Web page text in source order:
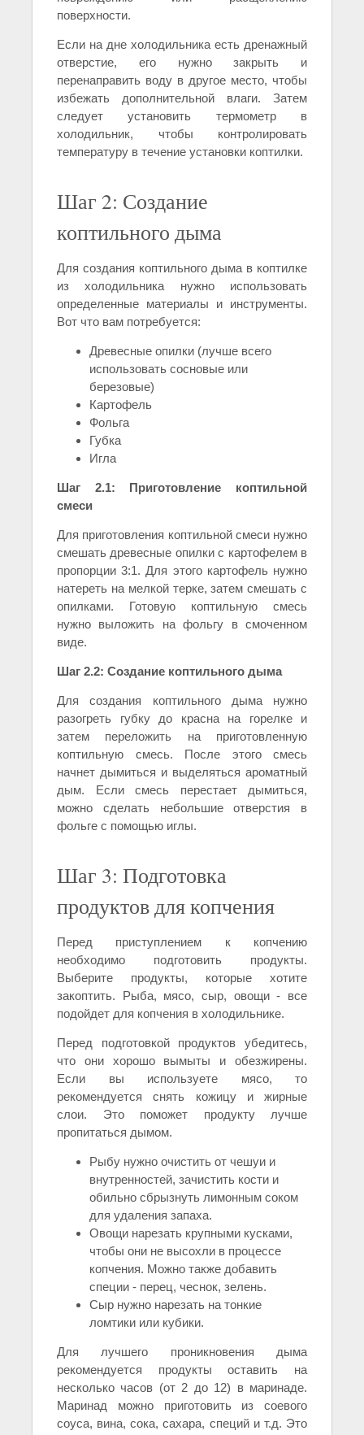
поверхности.
Если на дне холодильника есть дренажный
отверстие, его нужно закрыть и
перенаправить воду в другое место, чтобы
избежать дополнительной влаги. Затем
следует установить термометр в
холодильник, чтобы контролировать
температуру в течение установки коптилки.
Шаг 2: Создание
коптильного дыма
Для создания коптильного дыма в коптилке
из холодильника нужно использовать
определенные материалы и инструменты.
Вот что вам потребуется:
Древесные опилки (лучше всего
использовать сосновые или
березовые)
Картофель
Фольга
Губка
Игла
Шаг 2.1: Приготовление коптильной
смеси
Для приготовления коптильной смеси нужно
смешать древесные опилки с картофелем в
пропорции 3:1. Для этого картофель нужно
натереть на мелкой терке, затем смешать с
опилками. Готовую коптильную смесь
нужно выложить на фольгу в смоченном
виде.
Шаг 2.2: Создание коптильного дыма
Для создания коптильного дыма нужно
разогреть губку до красна на горелке и
затем переложить на приготовленную
коптильную смесь. После этого смесь
начнет дымиться и выделяться ароматный
дым. Если смесь перестает дымиться,
можно сделать небольшие отверстия в
фольге с помощью иглы.
Шаг 3: Подготовка
продуктов для копчения
Перед приступлением к копчению
необходимо подготовить продукты.
Выберите продукты, которые хотите
закоптить. Рыба, мясо, сыр, овощи - все
подойдет для копчения в холодильнике.
Перед подготовкой продуктов убедитесь,
что они хорошо вымыты и обезжирены.
Если вы используете мясо, то
рекомендуется снять кожицу и жирные
слои. Это поможет продукту лучше
пропитаться дымом.
Рыбу нужно очистить от чешуи и
внутренностей, зачистить кости и
обильно сбрызнуть лимонным соком
для удаления запаха.
Овощи нарезать крупными кусками,
чтобы они не высохли в процессе
копчения. Можно также добавить
специи - перец, чеснок, зелень.
Сыр нужно нарезать на тонкие
ломтики или кубики.
Для лучшего проникновения дыма
рекомендуется продукты оставить на
несколько часов (от 2 до 12) в маринаде.
Маринад можно приготовить из соевого
соуса, вина, сока, сахара, специй и т.д. Это